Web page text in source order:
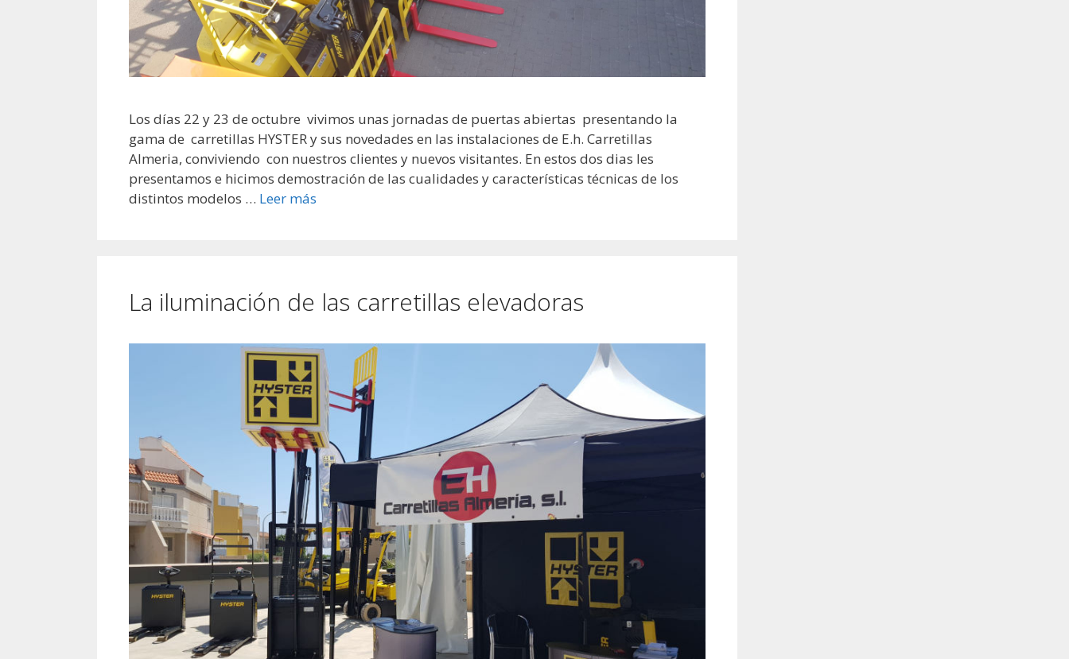
Los días 22 y 23 de octubre vivimos unas jornadas de puertas abiertas presentando la
gama de carretillas HYSTER y sus novedades en las instalaciones de E.h. Carretillas
Almeria, conviviendo con nuestros clientes y nuevos visitantes. En estos dos dias les
presentamos e hicimos demostración de las cualidades y características técnicas de los
distintos modelos … Leer más
La iluminación de las carretillas elevadoras